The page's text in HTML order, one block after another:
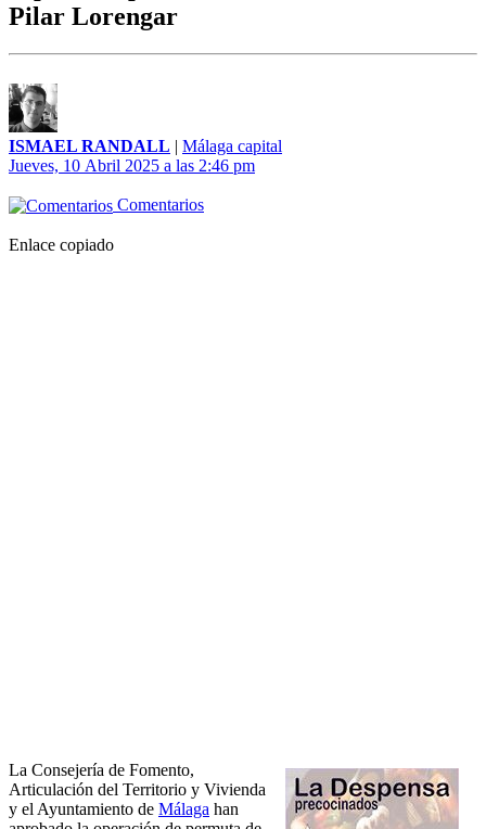
Pilar Lorengar
ISMAEL RANDALL | Málaga capital
Jueves, 10 Abril 2025 a las 2:46 pm
Comentarios
Enlace copiado
La Consejería de Fomento,
Articulación del Territorio y Vivienda
y el Ayuntamiento de Málaga han